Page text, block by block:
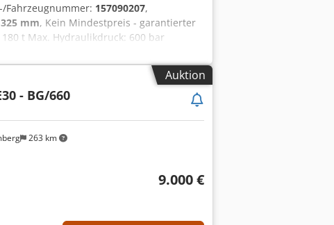
Fahrzeugnummer: 157090207,
325 mm, Kein Mindestpreis - garantierter
180 t Max. Hydraulikdruck: 600 bar
Elektronische Steuerung mit
AUSSTATTUNG
Iopfx Ai Ajrf HeizplattenpresseAuktion
263 km
- BG/660
9.000 €